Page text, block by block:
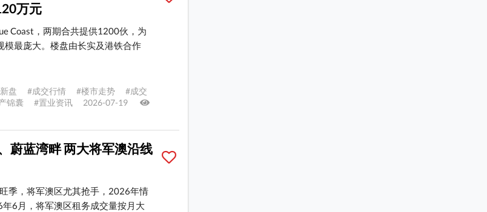
万元
Coast，两期合共提供1200伙，为
模最庞大。楼盘由长实及港铁合作
盘 #成交行情 #楼市走势 #成交
锦囊 #置业资讯 2026-07-19
蔚蓝湾畔 两大将军澳沿线
季，将军澳区尤其抢手，2026年情
6月，将军澳区租务成交量按月大